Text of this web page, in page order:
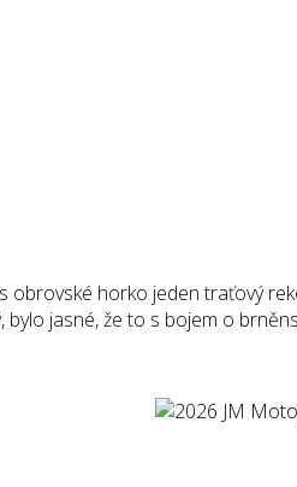
obrovské horko jeden traťový
bylo jasné, že to s bojem o